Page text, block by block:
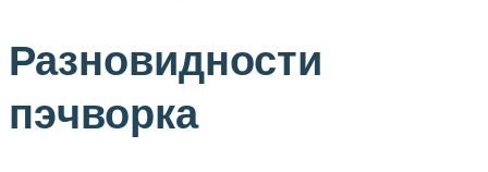
Разновидности
пэчворка